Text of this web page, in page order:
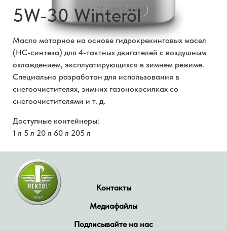
5W-30 Winteröl
Масло моторное на основе гидрокрекинговых масел
(HC-синтеза) для 4-тактных двигателей с воздушным
охлаждением, эксплуатирующихся в зимнем режиме.
Специально разработан для использования в
снегоочистителях, зимних газонокосилках со
снегоочистителями и т. д.
Доступные контейнеры:
1 л 5 л 20 л 60 л 205 л
Контакты
Медиафайлы
Подписывайте на нас